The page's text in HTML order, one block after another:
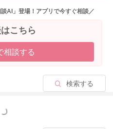
AI」登場！アプリで今すぐ相談／
こちら
相談する
検索する
見る